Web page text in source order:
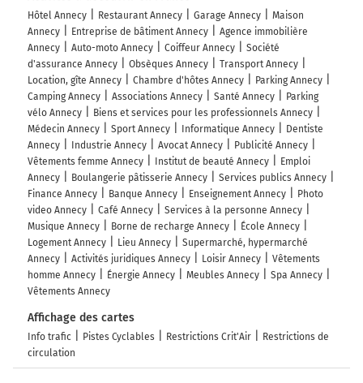
Hôtel Annecy Restaurant Annecy Garage Annecy
Maison
Annecy
Entreprise de bâtiment Annecy
Agence immobilière
Annecy
Auto-moto Annecy Coiffeur Annecy
Société
d'assurance Annecy
Obsèques Annecy
Transport Annecy
Location, gîte Annecy
Chambre d'hôtes Annecy
Parking Annecy
Camping Annecy
Associations Annecy Santé Annecy
Parking
vélo Annecy
Biens et services pour les professionnels Annecy
Médecin Annecy
Sport Annecy Informatique Annecy
Dentiste
Annecy
Industrie Annecy Avocat Annecy
Publicité Annecy
Vêtements femme Annecy
Institut de beauté Annecy
Emploi
Annecy
Boulangerie pâtisserie Annecy
Services publics Annecy
Finance Annecy
Banque Annecy Enseignement Annecy
Photo
video Annecy
Café Annecy
Services à la personne Annecy
Musique Annecy
Borne de recharge Annecy
École Annecy
Logement Annecy
Lieu Annecy
Supermarché, hypermarché
Annecy
Activités juridiques Annecy Loisir Annecy
Vêtements
homme Annecy
Énergie Annecy Meubles Annecy
Spa Annecy
Vêtements Annecy
Affichage des cartes
Info trafic Pistes Cyclables Restrictions Crit'Air
Restrictions de
circulation